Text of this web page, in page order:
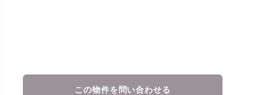
この物件を問い合わせる